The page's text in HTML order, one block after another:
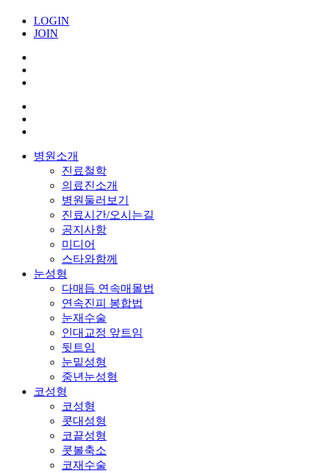
LOGIN
JOIN
병원소개
진료철학
의료진소개
병원둘러보기
진료시간/오시는길
공지사항
미디어
스타와함께
눈성형
다매듭 연속매몰법
연속진피 봉합법
눈재수술
인대교정 앞트임
뒷트임
눈밑성형
중년눈성형
코성형
코성형
콧대성형
코끝성형
콧볼축소
코재수술